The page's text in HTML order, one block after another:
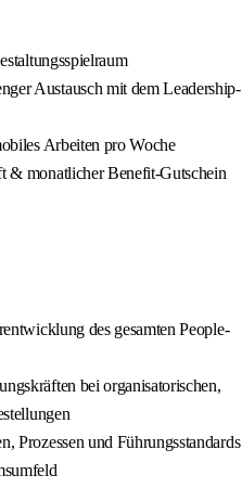
Austausch mit dem Leadership-
Arbeiten pro Woche
& monatlicher Benefit-Gutschein
des gesamten People-
bei organisatorischen,
Prozessen und Führungsstandards